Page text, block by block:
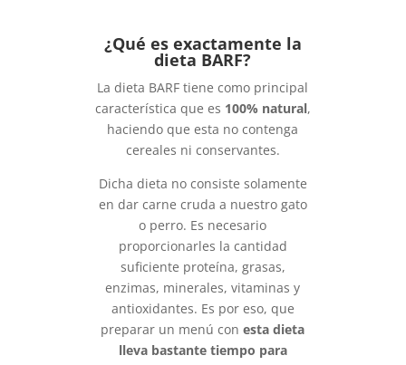
¿Qué es exactamente la
dieta BARF?
La dieta BARF tiene como principal
característica que es 100% natural,
haciendo que esta no contenga
cereales ni conservantes.
Dicha dieta no consiste solamente
en dar carne cruda a nuestro gato
o perro. Es necesario
proporcionarles la cantidad
suficiente proteína, grasas,
enzimas, minerales, vitaminas y
antioxidantes. Es por eso, que
preparar un menú conesta dieta
lleva bastante tiempo para